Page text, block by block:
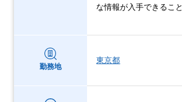
な情報が入手できること
勤務地
東京都